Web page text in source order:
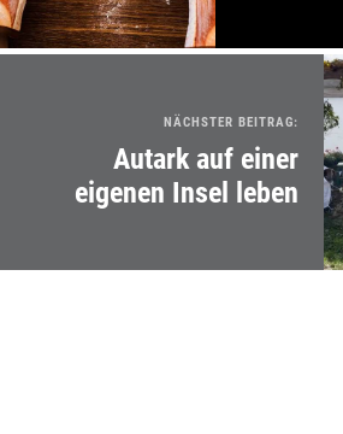
NÄCHSTER BEITRAG:
Autark auf einer
eigenen Insel leben